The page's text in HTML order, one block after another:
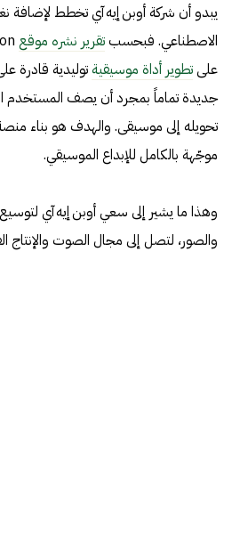
يبدو أن شركة أوبن إيه آي تخطط لإضافة
الاصطناعي. فبحسبتقرير نشره موقع
علىتطوير أداة موسيقية توليدية قادرة
جديدة تماماً بمجرد أن يصف المستخدم
تحويله إلى موسيقى. والهدف هو بناء
موجّهة بالكامل للإبداع الموسيقي.
وهذا ما يشير إلى سعي أوبن إيه آي
والصور، لتصل إلى مجال الصوت والإنتاج